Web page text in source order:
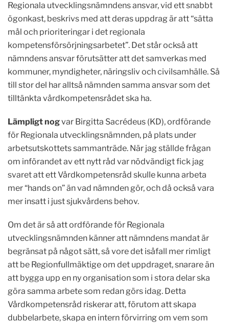
Regionala utvecklingsnämndens ansvar, vid ett snabbt
ögonkast, beskrivs med att deras uppdrag är att “sätta
mål och prioriteringar i det regionala
kompetensförsörjningsarbetet”. Det står också att
nämndens ansvar förutsätter att det samverkas med
kommuner, myndigheter, näringsliv och civilsamhälle. Så
till stor del har alltså nämnden samma ansvar som det
tilltänkta vårdkompetensrådet ska ha.
Lämpligt nogvar Birgitta Sacrédeus (KD),ordförande
för Regionala utvecklingsnämnden, på plats under
arbetsutskottets sammanträde. När jag ställde frågan
om införandet av ett nytt råd var nödvändigt fick jag
svaret att ett Vårdkompetensråd skulle kunna arbeta
mer “hands on” än vad nämnden gör, och då också vara
mer insatt i just sjukvårdens behov.
Om det är så att ordförande för Regionala
utvecklingsnämnden känner att nämndens mandat är
begränsat på något sätt, så vore det isåfall mer rimligt
att be Regionfullmäktige om det uppdraget, snarare än
att bygga upp en ny organisation som i stora delar ska
göra samma arbete som redan görs idag. Detta
Vårdkompetensråd riskerar att, förutom att skapa
dubbelarbete, skapa en intern förvirring om vem som